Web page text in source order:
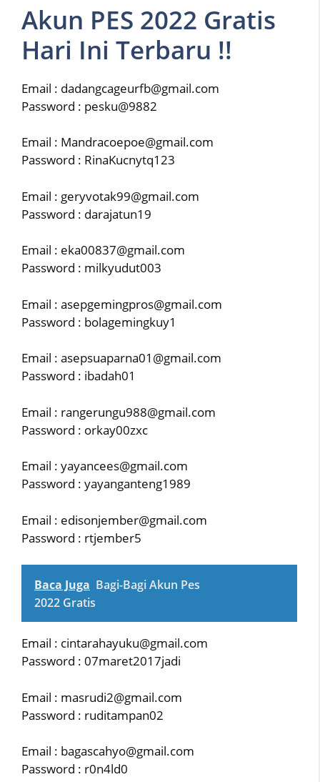
Akun PES 2022 Gratis
Hari Ini Terbaru !!
Email : dadangcageurfb@gmail.com
Password : pesku@9882
Email : Mandracoepoe@gmail.com
Password : RinaKucnytq123
Email : geryvotak99@gmail.com
Password : darajatun19
Email : eka00837@gmail.com
Password : milkyudut003
Email : asepgemingpros@gmail.com
Password : bolagemingkuy1
Email : asepsuaparna01@gmail.com
Password : ibadah01
Email : rangerungu988@gmail.com
Password : orkay00zxc
Email : yayancees@gmail.com
Password : yayanganteng1989
Email : edisonjember@gmail.com
Password : rtjember5
Baca Juga Bagi-Bagi Akun Pes
2022 Gratis
Email : cintarahayuku@gmail.com
Password : 07maret2017jadi
Email : masrudi2@gmail.com
Password : ruditampan02
Email : bagascahyo@gmail.com
Password : r0n4ld0